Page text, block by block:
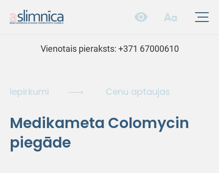
Vienotais pieraksts: +371 67000610
Iepirkumi Cenu aptaujas
Medikameta Colomycin
piegāde